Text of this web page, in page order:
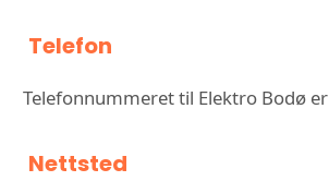
Telefon
Telefonnummeret til Elektro Bodø er
Nettsted